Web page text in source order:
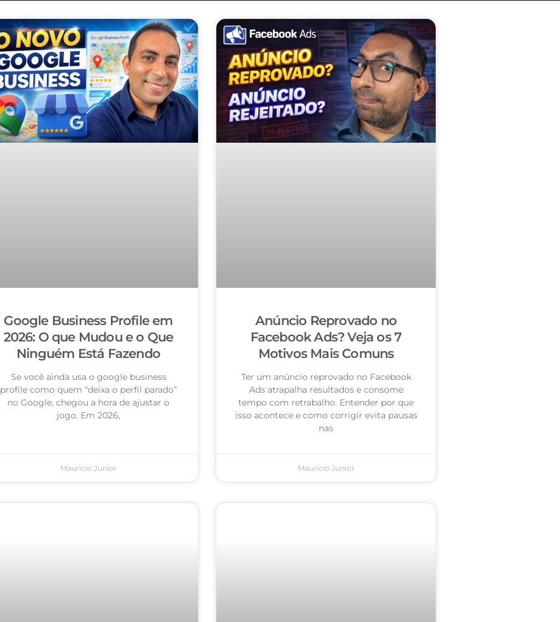
Google Business Profile em
2026: O que Mudou e o Que
Ninguém Está Fazendo
Se você ainda usa o google business
profile como quem “deixa o perfil parado”
no Google, chegou a hora de ajustar o
jogo. Em 2026,
Mauricio Junior
Anúncio Reprovado no
Facebook Ads? Veja os 7
Motivos Mais Comuns
Ter um anúncio reprovado no Facebook
Ads atrapalha resultados e consome
tempo com retrabalho. Entender por que
isso acontece e como corrigir evita pausas
nas
Mauricio Junior